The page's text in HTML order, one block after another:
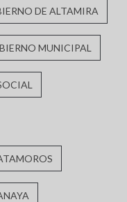
DE ALTAMIRA
MUNICIPAL